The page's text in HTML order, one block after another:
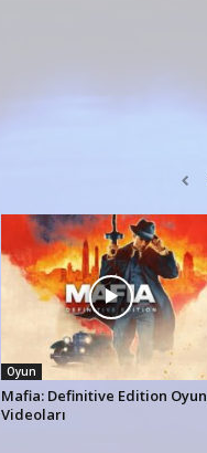
Oyun
Mafia: Definitive Edition Oyun
Videoları